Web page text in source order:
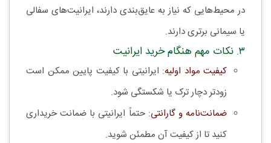
در محیط‌هایی که نیاز به عایق‌بندی دارند، ایرانیت‌های سفالی
یا سیمانی برتری دارند.
۳. نکات مهم هنگام خرید ایرانیت
کیفیت مواد اولیه: ایرانیتی با کیفیت پایین ممکن است
زودتر دچار ترک یا شکستگی شود.
ضمانت‌نامه و گارانتی: حتماً ایرانیتی با ضمانت خریداری
کنید تا از کیفیت آن مطمئن شوید.